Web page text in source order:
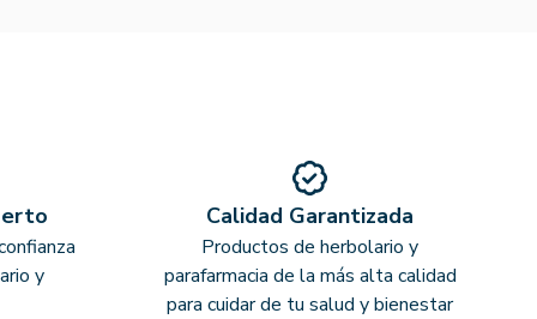
y
Calidad Garantizada
Productos de herbolario y
parafarmacia de la más alta calidad
para cuidar de tu salud y bienestar